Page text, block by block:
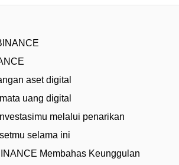
aset digital
uang digital
melalui penarikan
selama ini
Membahas Keunggulan